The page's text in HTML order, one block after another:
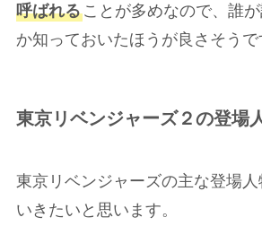
呼ばれることが多めなので、誰
か知っておいたほうが良さそうで
東京リベンジャーズ２の登場
東京リベンジャーズの主な登場
いきたいと思います。